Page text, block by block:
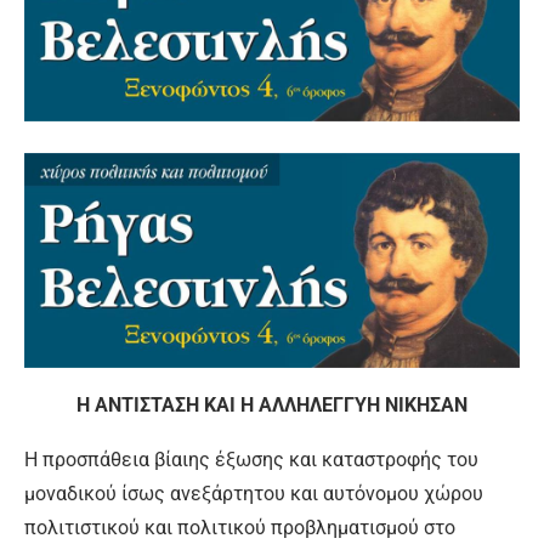
Η ΑΝΤΙΣΤΑΣΗ ΚΑΙ Η ΑΛΛΗΛΕΓΓΥΗ ΝΙΚΗΣΑΝ
Η προσπάθεια βίαιης έξωσης και καταστροφής του
μοναδικού ίσως ανεξάρτητου και αυτόνομου χώρου
πολιτιστικού και πολιτικού προβληματισμού στο